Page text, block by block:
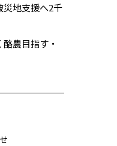
災地支援へ2千
農目指す・